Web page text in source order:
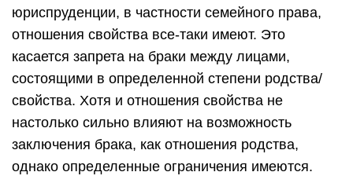
юриспруденции, в частности семейного права,
отношения свойства все-таки имеют. Это
касается запрета на браки между лицами,
состоящими в определенной степени родства/
свойства. Хотя и отношения свойства не
настолько сильно влияют на возможность
заключения брака, как отношения родства,
однако определенные ограничения имеются.